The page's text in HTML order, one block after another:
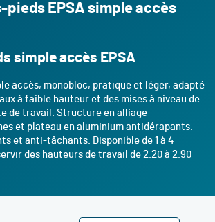
pieds EPSA simple accès
simple accès EPSA
accès, monobloc, pratique et léger, adapté
à faible hauteur et des mises à niveau de
de travail. Structure en alliage
et plateau en aluminium antidérapants.
et anti-tâchants. Disponible de 1 à 4
des hauteurs de travail de 2.20 à 2.90